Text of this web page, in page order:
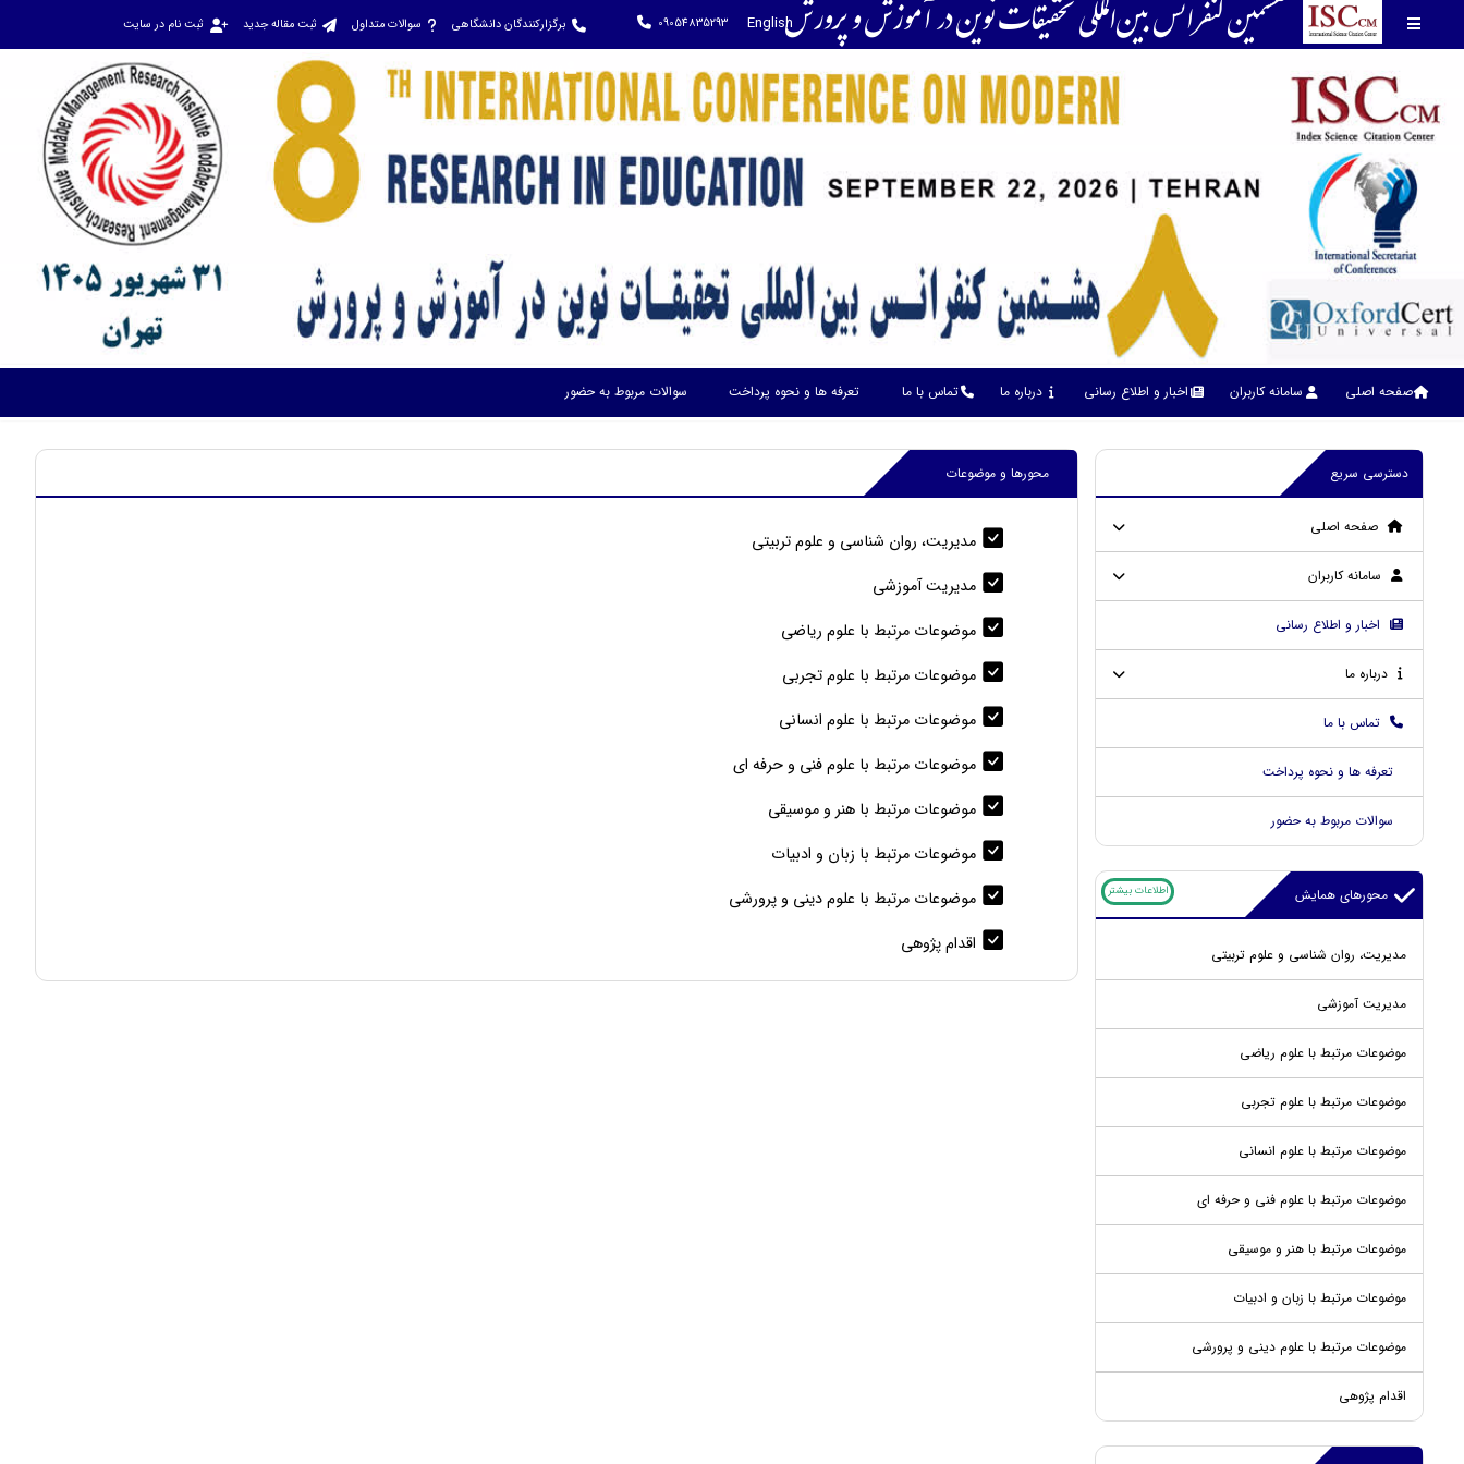
هشتمین كنفرانس بين‌المللي تحقیقات نوین در آموزش و پرورشEnglish
09054835293 برگزارکنندگان دانشگاهی سوالات متداول ثبت مقاله جدید ثبت نام در سایت
ورود کاربران
صفحه اصلی سامانه کاربران اخبار و اطلاع رسانی درباره ما تماس با ما تعرفه ها و نحوه پرداخت سوالات مربوط به حضور
دسترسی سریع
صفحه اصلی
سامانه کاربران
اخبار و اطلاع رسانی
درباره ما
تماس با ما
تعرفه ها و نحوه پرداخت
سوالات مربوط به حضور
محورهای همایش اطلاعات بیشتر
مدیریت، روان شناسی و علوم تربیتی
مدیریت آموزشی
موضوعات مرتبط با علوم ریاضی
موضوعات مرتبط با علوم تجربی
موضوعات مرتبط با علوم انسانی
موضوعات مرتبط با علوم فنی و حرفه ای
موضوعات مرتبط با هنر و موسیقی
موضوعات مرتبط با زبان و ادبیات
موضوعات مرتبط با علوم دینی و پرورشی
اقدام پژوهی
محورها و موضوعات
مدیریت، روان شناسی و علوم تربیتی
مدیریت آموزشی
موضوعات مرتبط با علوم ریاضی
موضوعات مرتبط با علوم تجربی
موضوعات مرتبط با علوم انسانی
موضوعات مرتبط با علوم فنی و حرفه ای
موضوعات مرتبط با هنر و موسیقی
موضوعات مرتبط با زبان و ادبیات
موضوعات مرتبط با علوم دینی و پرورشی
اقدام پژوهی